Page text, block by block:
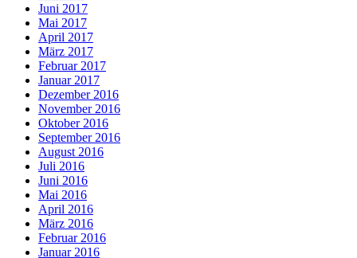
Juni 2017
Mai 2017
April 2017
März 2017
Februar 2017
Januar 2017
Dezember 2016
November 2016
Oktober 2016
September 2016
August 2016
Juli 2016
Juni 2016
Mai 2016
April 2016
März 2016
Februar 2016
Januar 2016